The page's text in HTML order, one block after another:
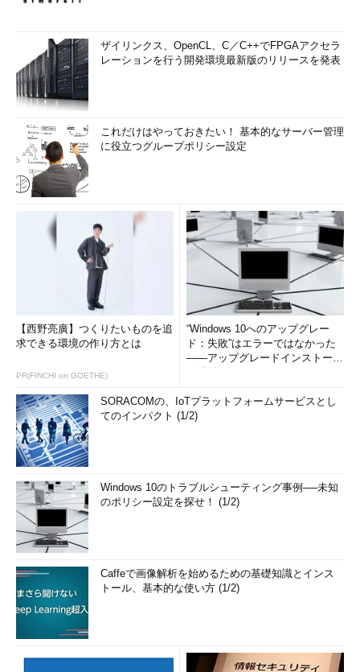
ザイリンクス、OpenCL、C／C++でFPGAアクセラ
レーションを行う開発環境最新版のリリースを発表
これだけはやっておきたい！ 基本的なサーバー管理
に役立つグループポリシー設定
【西野亮廣】つくりたいものを追
求できる環境の作り方とは
PR(FINCHI on GOETHE)
“Windows 10へのアップグレー
ド：失敗”はエラーではなかった
――アップグレードインストール
SORACOMの、IoTプラットフォームサービスとし
てのインパクト (1/2)
Windows 10のトラブルシューティング事例──未知
のポリシー設定を探せ！ (1/2)
Caffeで画像解析を始めるための基礎知識とインス
トール、基本的な使い方 (1/2)